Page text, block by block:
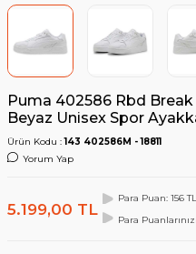
Puma 402586 Rbd
Beyaz Unisex Spor
Ürün Kodu :143 402586M - 18811
Yorum Yap
5.199,00 TL
Para Puan: 156 TL
Para